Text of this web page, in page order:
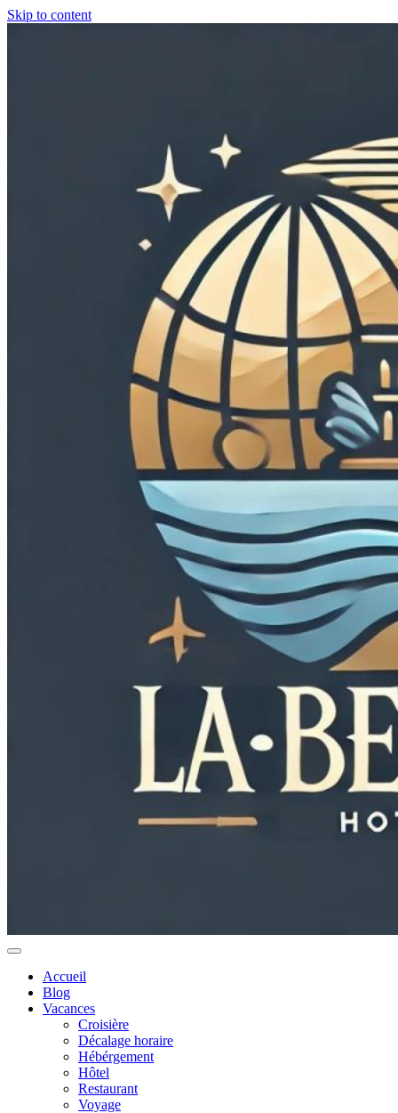
Skip to content
Accueil
Blog
Vacances
Croisière
Décalage horaire
Hébérgement
Hôtel
Restaurant
Voyage